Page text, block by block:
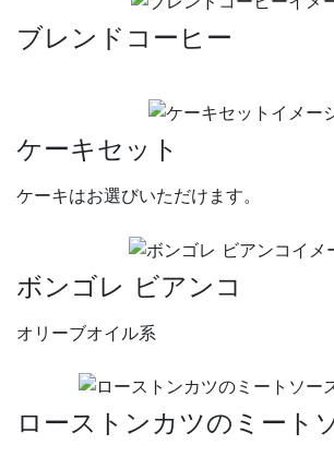
ブレンドコーヒー
ケーキセット
ケーキはお選びいただけます。
ボンゴレ ビアンコ
オリーブオイル系
ローストンカツのミート